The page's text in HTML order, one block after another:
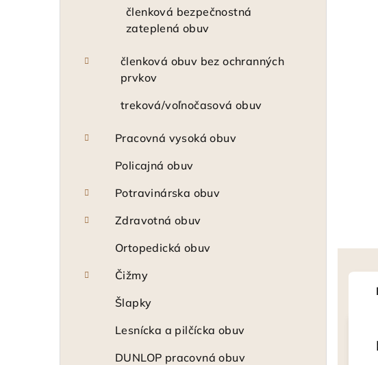
členková bezpečnostná
zateplená obuv
členková obuv bez ochranných
prvkov
treková/voľnočasová obuv
Pracovná vysoká obuv
Policajná obuv
Potravinárska obuv
Zdravotná obuv
Ortopedická obuv
Čižmy
Šlapky
Lesnícka a pilčícka obuv
DUNLOP pracovná obuv